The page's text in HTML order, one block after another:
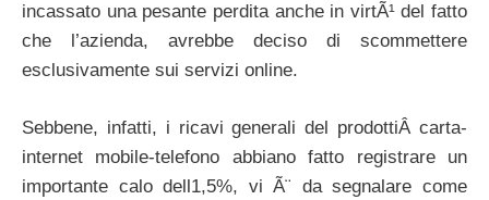
incassato una pesante perdita anche in virtÃ¹ del fatto
che l’azienda, avrebbe deciso di scommettere
esclusivamente sui servizi online.
Sebbene, infatti, i ricavi generali del prodottiÂ carta-
internet mobile-telefono abbiano fatto registrare un
importante calo dell1,5%, vi Ã¨ da segnalare come